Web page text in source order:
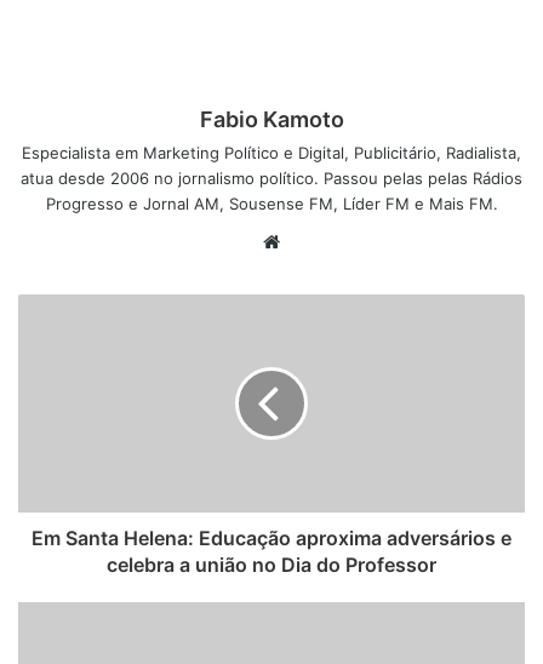
Fabio Kamoto
Especialista em Marketing Político e Digital, Publicitário, Radialista,
atua desde 2006 no jornalismo político. Passou pelas pelas Rádios
Progresso e Jornal AM, Sousense FM, Líder FM e Mais FM.
b
Em Santa Helena: Educação aproxima adversários e
celebra a união no Dia do Professor